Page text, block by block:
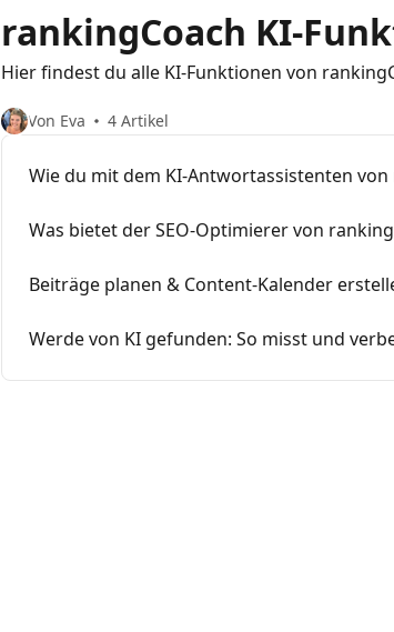
rankingCoach KI-
Hier findest du alle KI-Funktionen von
Von Eva 4 Artikel
Wie du mit dem KI-Antwortassistenten
Was bietet der SEO-Optimierer von
Beiträge planen & Content-Kalender
Werde von KI gefunden: So misst und